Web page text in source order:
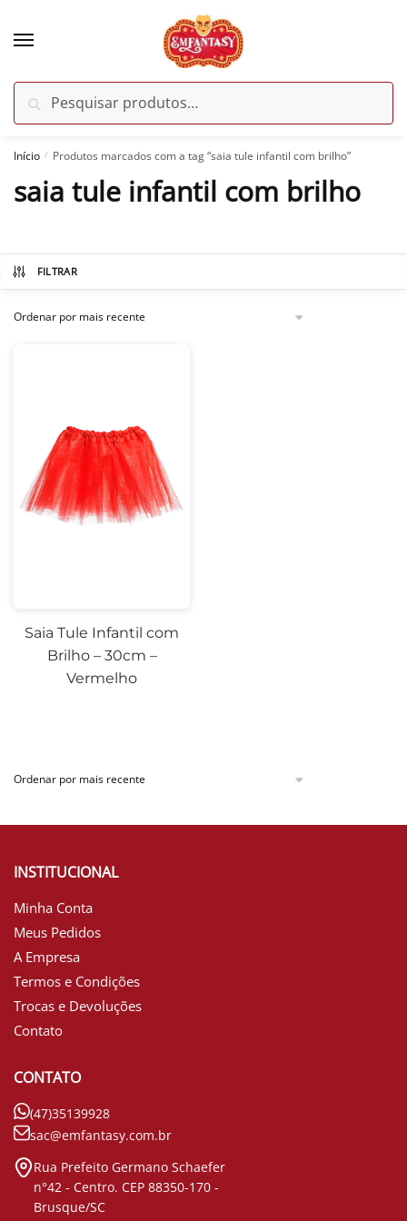
por:
Pesquisar
Início / Produtos marcados com a tag “saia tule infantil com brilho”
saia tule infantil com brilho
FILTRAR
Saia Tule Infantil com
Brilho – 30cm –
Vermelho
INSTITUCIONAL
Minha Conta
Meus Pedidos
A Empresa
Termos e Condições
Trocas e Devoluções
Contato
CONTATO
(47)35139928
sac@emfantasy.com.br
Rua Prefeito Germano Schaefer
n°42 - Centro. CEP 88350-170 -
Brusque/SC